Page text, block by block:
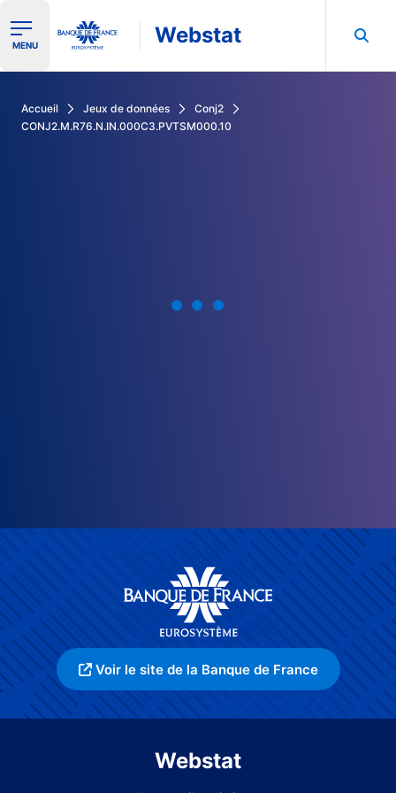
Ouvrir le menu de navigation
MENU Webstat
Accueil Jeux de données
Conj2
CONJ2.M.R76.N.IN.000C3.PVTSM000.10
Voir le site de la Banque de France
Webstat